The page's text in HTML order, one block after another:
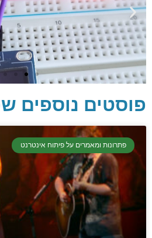
יסודות
קריפטוגרפיה, ביצועים,
יסודי וחשוב שגם מתכנתים
פוסטים נוספים
פתרונות ומאמרים על פיתוח אינטרנט